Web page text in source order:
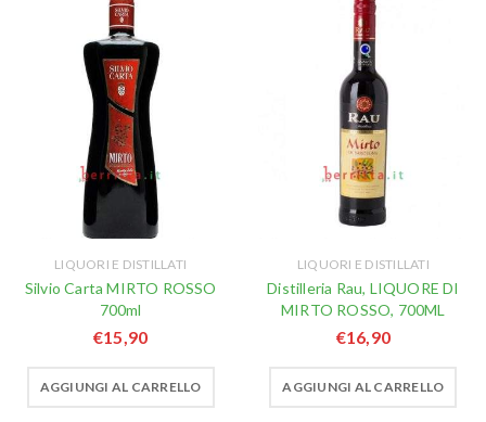
LIQUORI E DISTILLATI
Silvio Carta MIRTO ROSSO
700ml
€15,90
AGGIUNGI AL CARRELLO
LIQUORI E DISTILLATI
Distilleria Rau, LIQUORE DI
MIRTO ROSSO, 700ML
€16,90
AGGIUNGI AL CARRELLO